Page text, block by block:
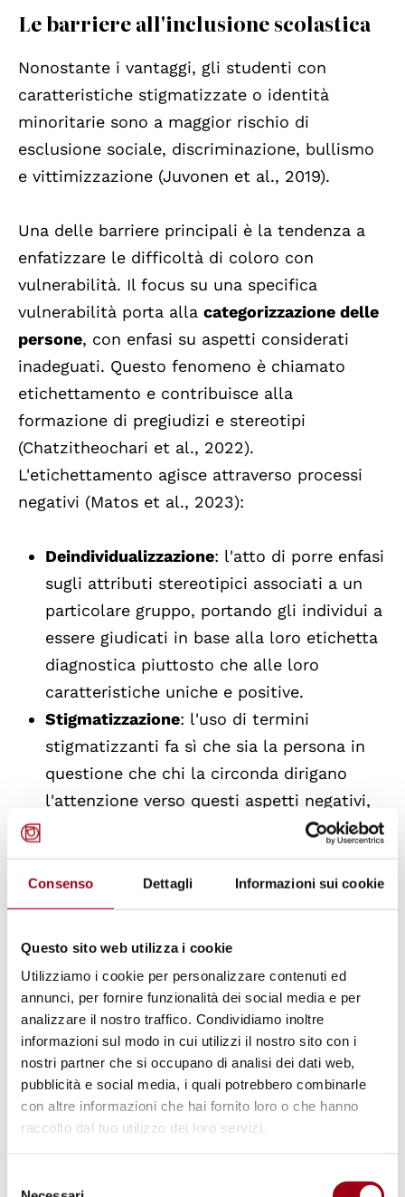
Consenso Dettagli Informazioni sui cookie
Questo sito web utilizza i cookie
Utilizziamo i cookie per personalizzare contenuti ed
annunci, per fornire funzionalità dei social media e per
analizzare il nostro traffico. Condividiamo inoltre
informazioni sul modo in cui utilizzi il nostro sito con i
nostri partner che si occupano di analisi dei dati web,
pubblicità e social media, i quali potrebbero combinarle
con altre informazioni che hai fornito loro o che hanno
raccolto dal tuo utilizzo dei loro servizi.
Le barriere all'inclusione scolastica
Nonostante i vantaggi, gli studenti con
caratteristiche stigmatizzate o identità
minoritarie sono a maggior rischio di
esclusione sociale, discriminazione, bullismo
e vittimizzazione (Juvonen et al., 2019).
Una delle barriere principali è la tendenza a
enfatizzare le difficoltà di coloro con
vulnerabilità. Il focus su una specifica
vulnerabilità porta alla categorizzazione delle
persone, con enfasi su aspetti considerati
inadeguati. Questo fenomeno è chiamato
etichettamento e contribuisce alla
formazione di pregiudizi e stereotipi
(Chatzitheochari et al., 2022).
L'etichettamento agisce attraverso processi
negativi (Matos et al., 2023):
Deindividualizzazione: l'atto di porre enfasi
sugli attributi stereotipici associati a un
particolare gruppo, portando gli individui a
essere giudicati in base alla loro etichetta
diagnostica piuttosto che alle loro
caratteristiche uniche e positive.
Stigmatizzazione: l'uso di termini
stigmatizzanti fa sì che sia la persona in
questione che chi la circonda dirigano
l'attenzione verso questi aspetti negativi,
impattando sulla qualità delle interazioni
sociali.
Distanza sociale: la tendenza a vedere
coloro che sono stati etichettati come
Questi processi hanno conseguenze
significative per la qualità delle interazioni
sociali
. Studi indicano che i bambini con
disabilità sono meno frequentemente
coinvolti in attività di gioco e ricreazione con i
loro pari, e quando sono inclusi, sono spesso